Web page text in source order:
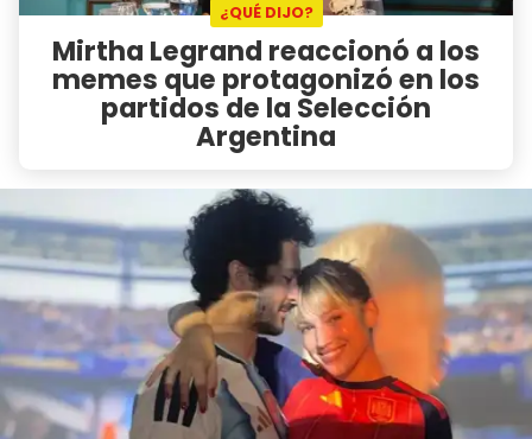
¿QUÉ DIJO?
Mirtha Legrand reaccionó a los
memes que protagonizó en los
partidos de la Selección
Argentina